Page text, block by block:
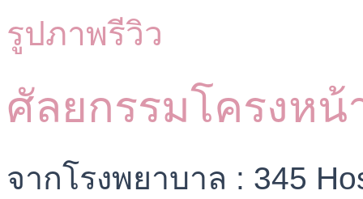
รูปภาพรีวิว
ศัลยกรรมโครงหน้
จากโรงพยาบาล : 345